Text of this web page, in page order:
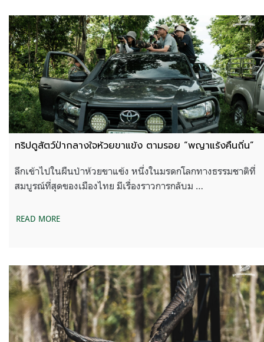
ทริปดูสัตว์ป่ากลางใจห้วยขาแข้ง ตามรอย “พญาแร้งคืนถิ่น”
ลึกเข้าไปในผืนป่าห้วยขาแข้ง หนึ่งในมรดกโลกทางธรรมชาติที่
สมบูรณ์ที่สุดของเมืองไทย มีเรื่องราวการกลับม …
READ MORE